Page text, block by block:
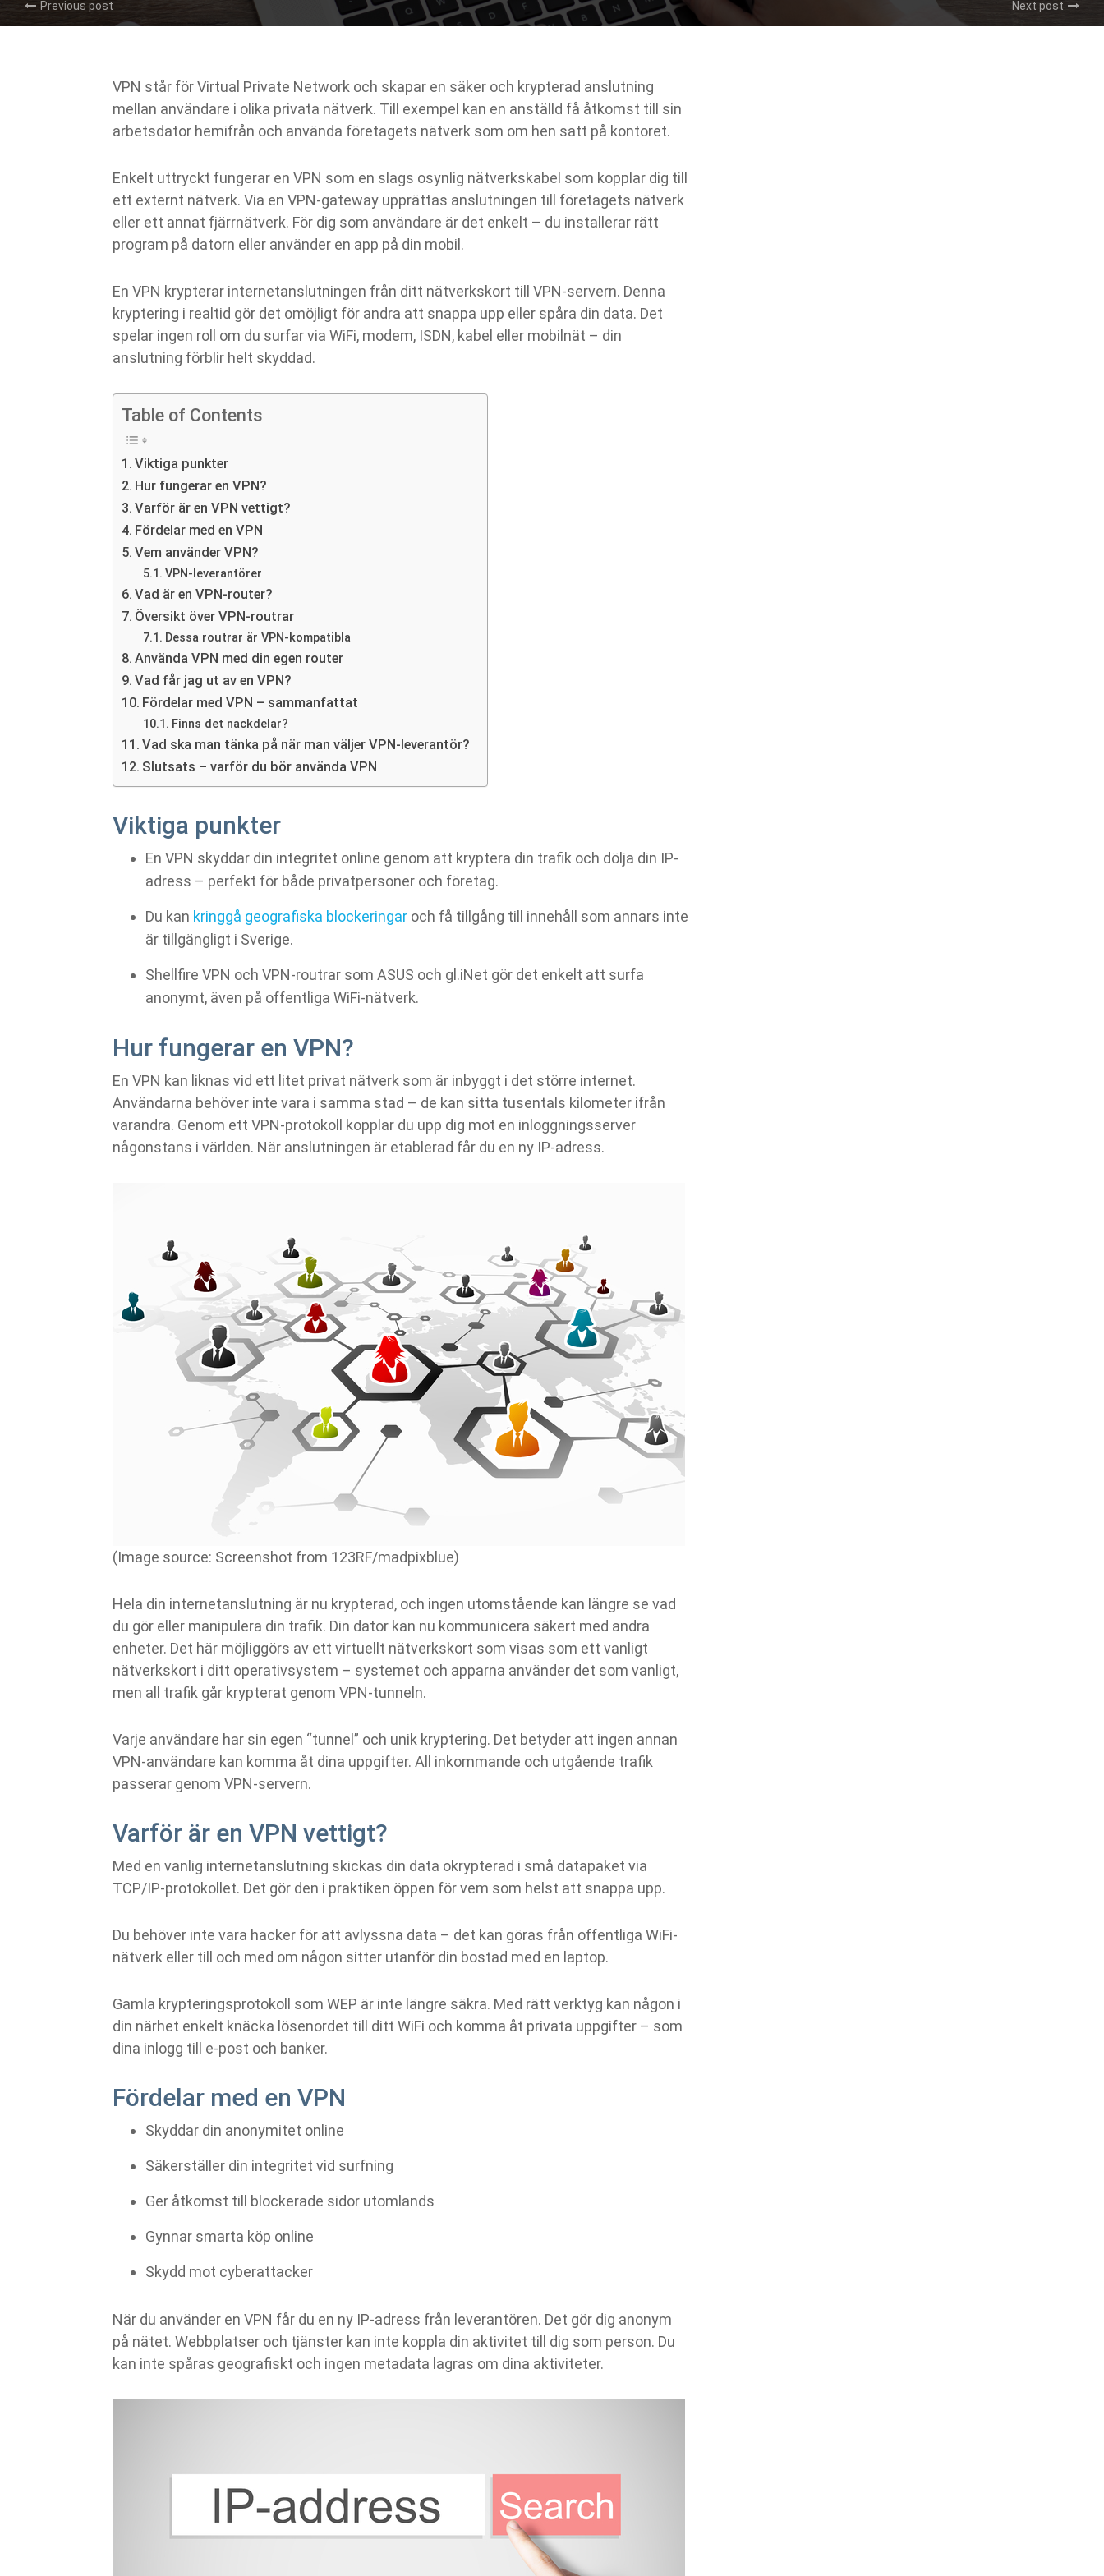
Previous post Next post
VPN står för Virtual Private Network och skapar en säker och krypterad anslutning
mellan användare i olika privata nätverk. Till exempel kan en anställd få åtkomst till sin
arbetsdator hemifrån och använda företagets nätverk som om hen satt på kontoret.
Enkelt uttryckt fungerar en VPN som en slags osynlig nätverkskabel som kopplar dig till
ett externt nätverk. Via en VPN-gateway upprättas anslutningen till företagets nätverk
eller ett annat fjärrnätverk. För dig som användare är det enkelt – du installerar rätt
program på datorn eller använder en app på din mobil.
En VPN krypterar internetanslutningen från ditt nätverkskort till VPN-servern. Denna
kryptering i realtid gör det omöjligt för andra att snappa upp eller spåra din data. Det
spelar ingen roll om du surfar via WiFi, modem, ISDN, kabel eller mobilnät – din
anslutning förblir helt skyddad.
Table of Contents
Viktiga punkter
Hur fungerar en VPN?
Varför är en VPN vettigt?
Fördelar med en VPN
Vem använder VPN?
VPN-leverantörer
Vad är en VPN-router?
Översikt över VPN-routrar
Dessa routrar är VPN-kompatibla
Använda VPN med din egen router
Vad får jag ut av en VPN?
Fördelar med VPN – sammanfattat
Finns det nackdelar?
Vad ska man tänka på när man väljer VPN-leverantör?
Slutsats – varför du bör använda VPN
Viktiga punkter
En VPN skyddar din integritet online genom att kryptera din trafik och dölja din IP-
adress – perfekt för både privatpersoner och företag.
Du kan kringgå geografiska blockeringar och få tillgång till innehåll som annars inte
är tillgängligt i Sverige.
Shellfire VPN och VPN-routrar som ASUS och gl.iNet gör det enkelt att surfa
anonymt, även på offentliga WiFi-nätverk.
Hur fungerar en VPN?
En VPN kan liknas vid ett litet privat nätverk som är inbyggt i det större internet.
Användarna behöver inte vara i samma stad – de kan sitta tusentals kilometer ifrån
varandra. Genom ett VPN-protokoll kopplar du upp dig mot en inloggningsserver
någonstans i världen. När anslutningen är etablerad får du en ny IP-adress.
(Image source: Screenshot from 123RF/madpixblue)
Hela din internetanslutning är nu krypterad, och ingen utomstående kan längre se vad
du gör eller manipulera din trafik. Din dator kan nu kommunicera säkert med andra
enheter. Det här möjliggörs av ett virtuellt nätverkskort som visas som ett vanligt
nätverkskort i ditt operativsystem – systemet och apparna använder det som vanligt,
men all trafik går krypterat genom VPN-tunneln.
Varje användare har sin egen “tunnel” och unik kryptering. Det betyder att ingen annan
VPN-användare kan komma åt dina uppgifter. All inkommande och utgående trafik
passerar genom VPN-servern.
Varför är en VPN vettigt?
Med en vanlig internetanslutning skickas din data okrypterad i små datapaket via
TCP/IP-protokollet. Det gör den i praktiken öppen för vem som helst att snappa upp.
Du behöver inte vara hacker för att avlyssna data – det kan göras från offentliga WiFi-
nätverk eller till och med om någon sitter utanför din bostad med en laptop.
Gamla krypteringsprotokoll som WEP är inte längre säkra. Med rätt verktyg kan någon i
din närhet enkelt knäcka lösenordet till ditt WiFi och komma åt privata uppgifter – som
dina inlogg till e-post och banker.
Fördelar med en VPN
Skyddar din anonymitet online
Säkerställer din integritet vid surfning
Ger åtkomst till blockerade sidor utomlands
Gynnar smarta köp online
Skydd mot cyberattacker
När du använder en VPN får du en ny IP-adress från leverantören. Det gör dig anonym
på nätet. Webbplatser och tjänster kan inte koppla din aktivitet till dig som person. Du
kan inte spåras geografiskt och ingen metadata lagras om dina aktiviteter.